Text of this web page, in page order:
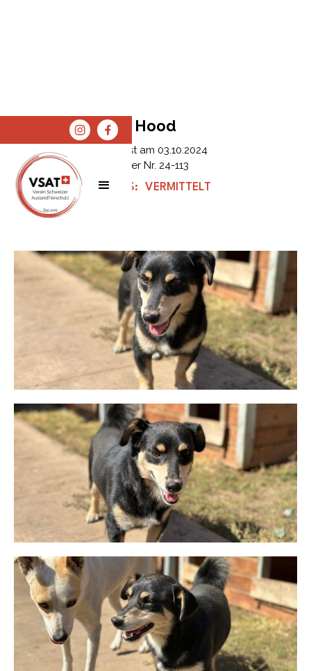
SPENDEN
SHOP
Hood
Erfasst am 03.10.2024
Tier Nr. 24-113
STATUS: VERMITTELT